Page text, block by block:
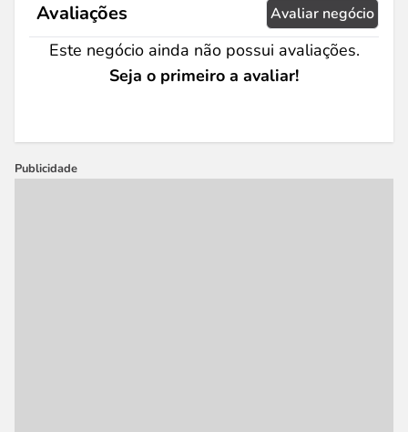
Avaliações Avaliar negócio
Este negócio ainda não possui avaliações.
Seja o primeiro a avaliar!
Publicidade